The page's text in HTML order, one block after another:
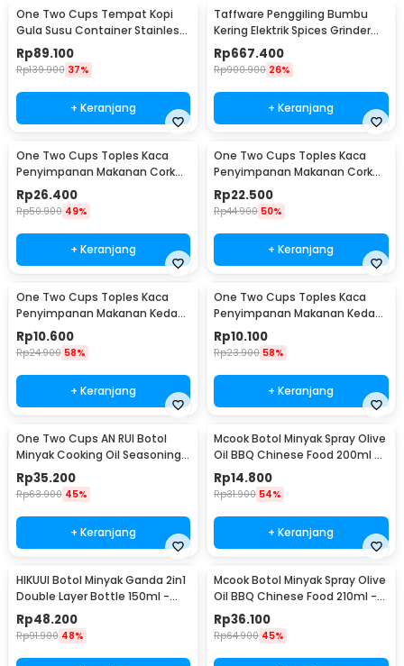
One Two Cups Tempat Kopi
Gula Susu Container Stainless
Steel 1.5L - MSS19
Rp89.100
Rp139.900 37%
+ Keranjang
Taffware Penggiling Bumbu
Kering Elektrik Spices Grinder
800g 2400W - HC-800Y
Rp667.400
Rp900.900 26%
+ Keranjang
One Two Cups Toples Kaca
Penyimpanan Makanan Cork
Seal Storage Jar 800ml - E1
Rp26.400
Rp50.900 49%
+ Keranjang
One Two Cups Toples Kaca
Penyimpanan Makanan Cork
Seal Storage Jar 500ml - E1
Rp22.500
Rp44.900 50%
+ Keranjang
One Two Cups Toples Kaca
Penyimpanan Makanan Kedap
Udara Storage Jar 350ml -
GH1270
Rp10.600
Rp24.900 58%
+ Keranjang
One Two Cups Toples Kaca
Penyimpanan Makanan Kedap
Udara Storage Jar 250ml -
GH1270
Rp10.100
Rp23.900 58%
+ Keranjang
One Two Cups AN RUI Botol
Minyak Cooking Oil Seasoning
Bottle 550ml - YH-033
Rp35.200
Rp63.900 45%
+ Keranjang
Mcook Botol Minyak Spray Olive
Oil BBQ Chinese Food 200ml -
M219
Rp14.800
Rp31.900 54%
+ Keranjang
HIKUUI Botol Minyak Ganda 2in1
Double Layer Bottle 150ml -
HI150
Rp48.200
Rp91.900 48%
Mcook Botol Minyak Spray Olive
Oil BBQ Chinese Food 210ml -
M2194
Rp36.100
Rp64.900 45%